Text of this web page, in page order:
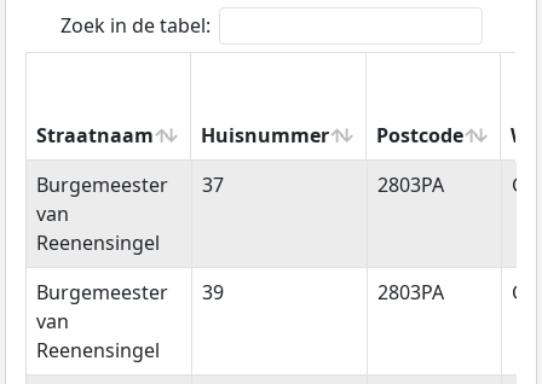
Zoek in de tabel:
Straatnaam Huisnummer Postcode
Straatnaam
Huisnummer Postcode
Burgemeester
van
Reenensingel
37 2803PA
Burgemeester
van
Reenensingel
39 2803PA